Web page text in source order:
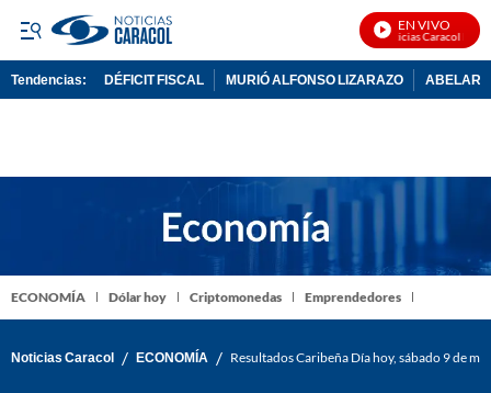
EN VIVO
Noticias Caracol En
Tendencias: DÉFICIT FISCAL MURIÓ ALFONSO LIZARAZO
ECONOMÍA Dólar hoy Criptomonedas Emprendedores
Noticias Caracol / ECONOMÍA / Resultados Caribeña Día hoy, sábado 9 de